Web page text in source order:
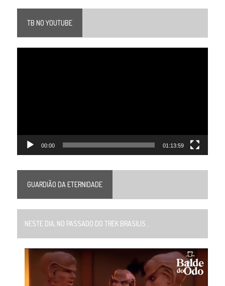
TB NO YOUTUBE
00:00 01:13:59
GUARDIÃO DA ETERNIDADE
NESTE DIA, NO PASSADO DO TREK BRASILIS...